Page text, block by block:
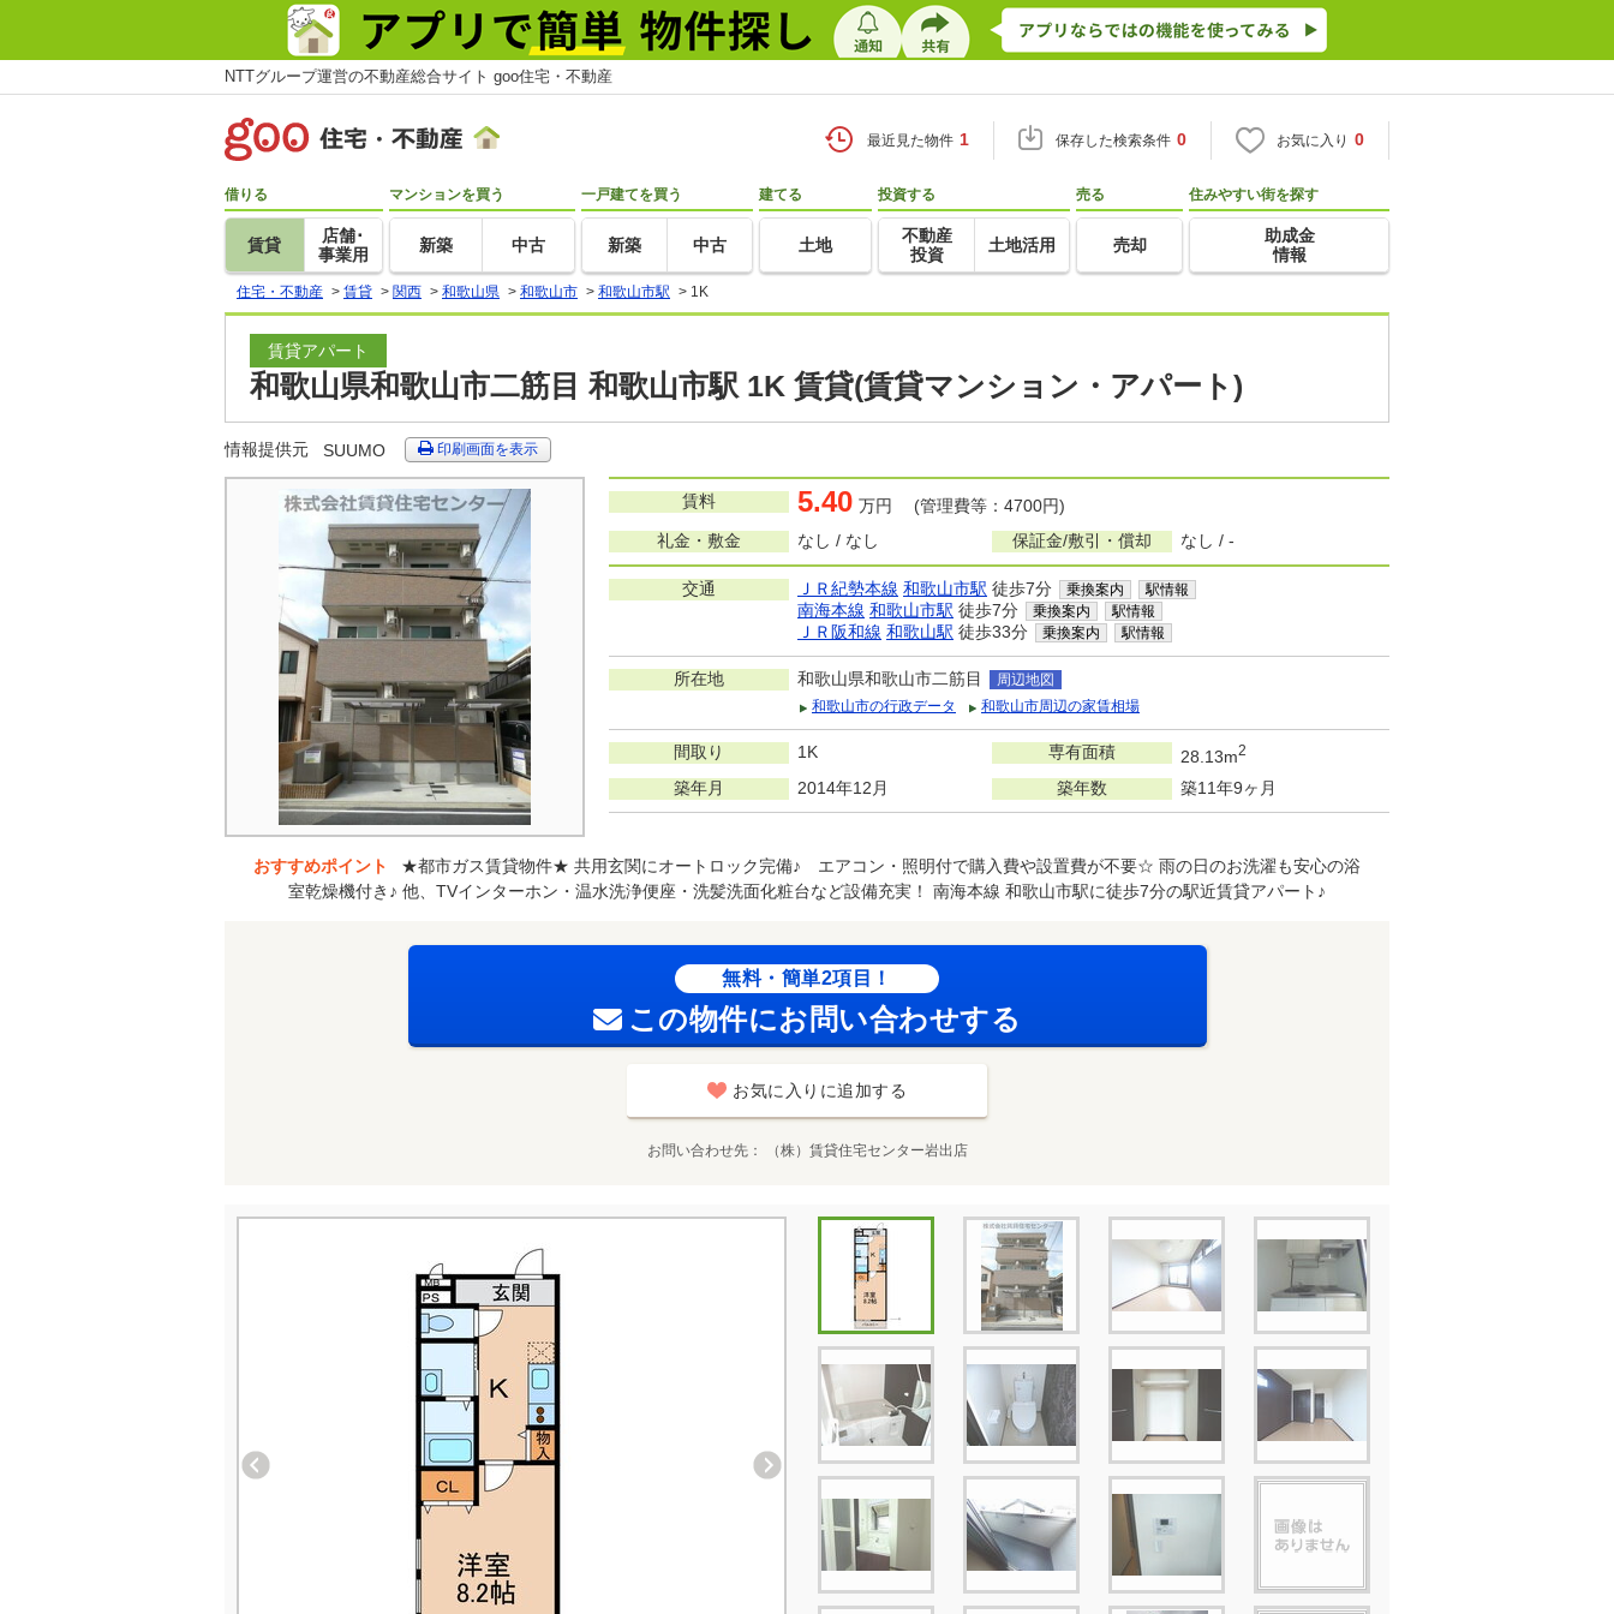
NTTグループ運営の不動産総合サイト goo住宅・不動産
最近見た物件 1 保存した検索条件 0 お気に入り 0
借りる
賃貸
店舗･
事業用
マンションを買う
新築 中古
一戸建てを買う
新築 中古
建てる
土地
投資する
不動産
投資
土地活用
売る
売却
住みやすい街を探す
助成金
情報
住宅・不動産 > 賃貸 > 関西 > 和歌山県 > 和歌山市 > 和歌山市駅 > 1K
賃貸アパート
和歌山県和歌山市二筋目 和歌山市駅 1K 賃貸(賃貸マンション・アパート)
情報提供元 SUUMO 印刷画面を表示
賃料 5.40 万円 (管理費等：4700円)
礼金・敷金
なし / なし 保証金/敷引・償却 なし / -
交通 ＪＲ紀勢本線 和歌山市駅 徒歩7分 乗換案内 駅情報
南海本線 和歌山市駅 徒歩7分 乗換案内 駅情報
ＪＲ阪和線 和歌山駅 徒歩33分 乗換案内 駅情報
所在地 和歌山県和歌山市二筋目
周辺地図
和歌山市の行政データ
和歌山市周辺の家賃相場
間取り 1K 専有面積 28.13m2
築年月 2014年12月 築年数 築11年9ヶ月
おすすめポイント
★都市ガス賃貸物件★ 共用玄関にオートロック完備♪ エアコン・照明付で購入費や設置費が不要☆ 雨の日のお洗濯も安心の浴
室乾燥機付き♪ 他、TVインターホン・温水洗浄便座・洗髪洗面化粧台など設備充実！ 南海本線 和歌山市駅に徒歩7分の駅近賃貸アパート♪
無料・簡単2項目！
この物件にお問い合わせする
お気に入りに追加する
お問い合わせ先 （株）賃貸住宅センター岩出店